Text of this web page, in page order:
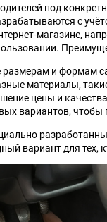
под
с
магазине,
размерам и формам
материалы,
цены и
вариантов, чтобы
вариант для